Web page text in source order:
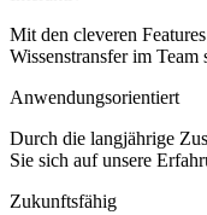
Mit den cleveren
Wissenstransfer im Team
Anwendungsorientiert
Durch die langjährige
Sie sich auf unsere
Zukunftsfähig